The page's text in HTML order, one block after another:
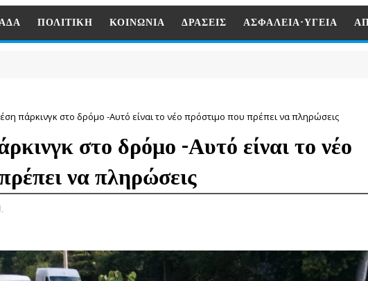
ΠΟΛΙΤΙΚΗ ΚΟΙΝΩΝΙΑ ΔΡΑΣΕΙΣ ΑΣΦΑΛΕΙΑ-ΥΓΕΙΑ
πάρκινγκ στο δρόμο -Αυτό είναι το νέο πρόστιμο που πρέπει να πληρώσεις
στο δρόμο -Αυτό είναι το νέο
να πληρώσεις